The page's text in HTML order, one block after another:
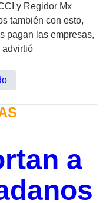
y Regidor Mx
también con esto,
pagan las empresas,
advirtió
a